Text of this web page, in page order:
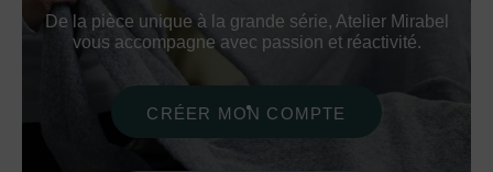
De la pièce unique à la grande série, Atelier Mirabel
vous accompagne avec passion et réactivité.
CRÉER MON COMPTE